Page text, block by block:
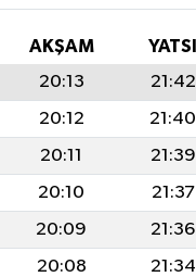
AKŞAM
YATSI
20:13
21:42
20:12
21:40
20:11
21:39
20:10
21:37
20:09
21:36
20:08
21:34